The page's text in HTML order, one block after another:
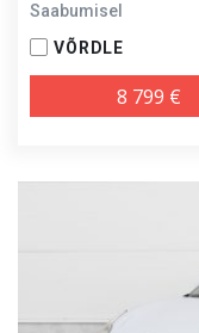
Saabumisel
VÕRDLE
8 799 €